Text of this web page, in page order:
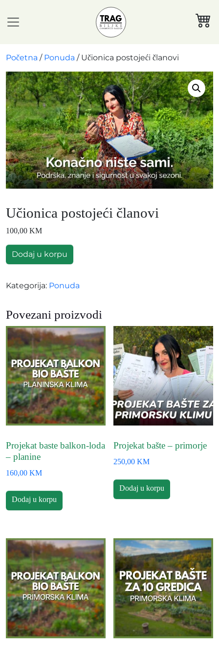
Početna / Ponuda / Učionica postojeći članovi
Učionica postojeći članovi
100,00 KM
Učionica postojeći članovi količina
Dodaj u korpu
Kategorija: Ponuda
Povezani proizvodi
Projekat baste balkon-loda
– planine
160,00 KM
Dodaj u korpu
Projekat bašte – primorje
250,00KM
Dodaj u korpu